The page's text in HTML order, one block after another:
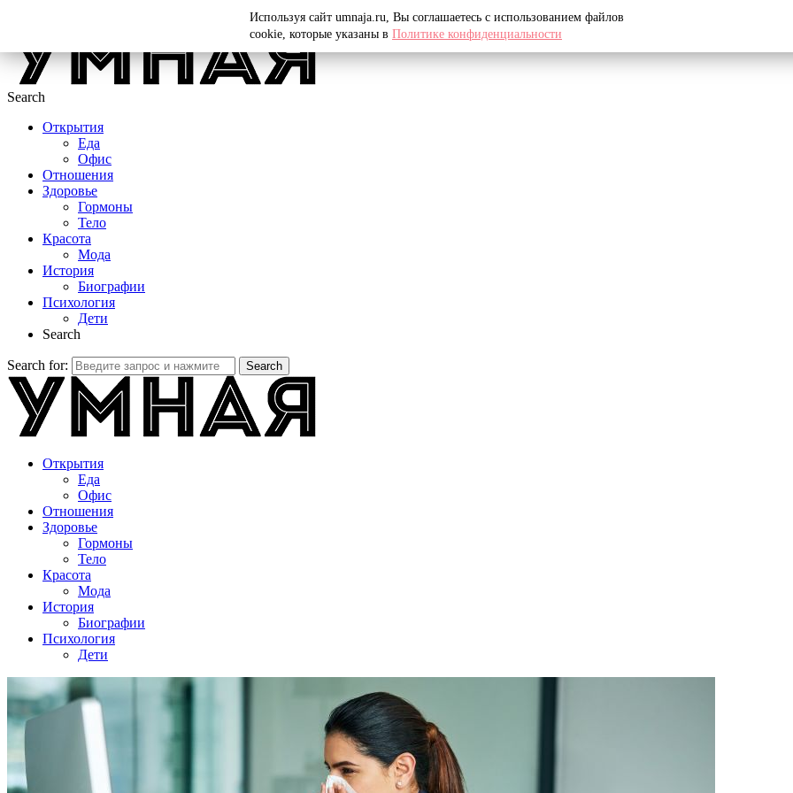
Search
Открытия
Еда
Офис
Отношения
Здоровье
Гормоны
Тело
Красота
Мода
История
Биографии
Психология
Дети
Search
Search for: Search
Открытия
Еда
Офис
Отношения
Здоровье
Гормоны
Тело
Красота
Мода
История
Биографии
Психология
Дети
Используя сайт umnaja.ru, Вы соглашаетесь с использованием файлов
cookie, которые указаны в Политике конфиденциальности